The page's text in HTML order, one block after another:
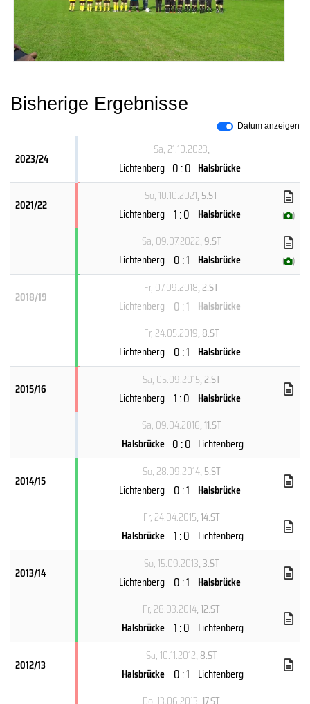
Bisherige Ergebnisse
Datum anzeigen
2023/24
Sa, 21.10.2023,
Lichtenberg 0 : 0 Halsbrücke
2021/22
So, 10.10.2021, 5.ST
Lichtenberg 1 : 0 Halsbrücke ( )
Sa, 09.07.2022, 9.ST
Lichtenberg 0 : 1 Halsbrücke ( )
2018/19
Fr, 07.09.2018, 2.ST
Lichtenberg 0 : 1 Halsbrücke
Fr, 24.05.2019, 8.ST
Lichtenberg 0 : 1 Halsbrücke
2015/16
Sa, 05.09.2015, 2.ST
Lichtenberg 1 : 0 Halsbrücke
Sa, 09.04.2016, 11.ST
Halsbrücke 0 : 0 Lichtenberg
2014/15
So, 28.09.2014, 5.ST
Lichtenberg 0 : 1 Halsbrücke
Fr, 24.04.2015, 14.ST
Halsbrücke 1 : 0 Lichtenberg
2013/14
So, 15.09.2013, 3.ST
Lichtenberg 0 : 1 Halsbrücke
Fr, 28.03.2014, 12.ST
Halsbrücke 1 : 0 Lichtenberg
2012/13
Sa, 10.11.2012, 8.ST
Halsbrücke 0 : 1 Lichtenberg